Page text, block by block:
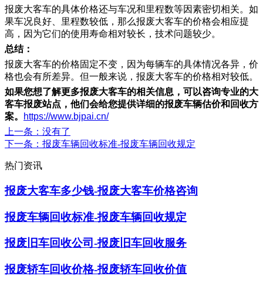
报废大客车的具体价格还与车况和里程数等因素密切相关。如
果车况良好、里程数较低，那么报废大客车的价格会相应提
高，因为它们的使用寿命相对较长，技术问题较少。
总结：
报废大客车的价格固定不变，因为每辆车的具体情况各异，价
格也会有所差异。但一般来说，报废大客车的价格相对较低。
如果您想了解更多报废大客车的相关信息，可以咨询专业的大
客车报废站点，他们会给您提供详细的报废车辆估价和回收方
案。
https://www.bjpai.cn/
上一条 ：没有了
下一条 ：报废车辆回收标准-报废车辆回收规定
热门资讯
报废大客车多少钱-报废大客车价格咨询
报废车辆回收标准-报废车辆回收规定
报废旧车回收公司-报废旧车回收服务
报废轿车回收价格-报废轿车回收价值